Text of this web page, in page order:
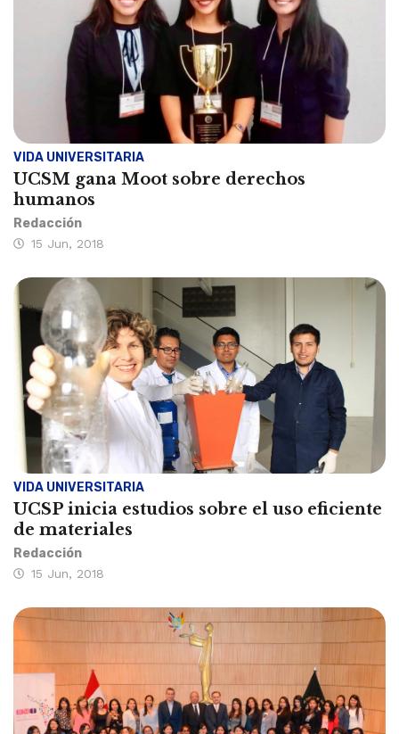
VIDA UNIVERSITARIA
UCSM gana Moot sobre derechos
humanos
Redacción
15 Jun, 2018
VIDA UNIVERSITARIA
UCSP inicia estudios sobre el uso eficiente
de materiales
Redacción
15 Jun, 2018